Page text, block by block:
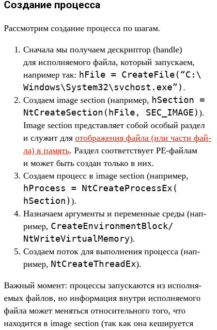
Создание процесса
Рас­смот­рим соз­дание про­цес­са по шагам.
Сна­чала мы получа­ем дес­крип­тор (handle)
для исполня­емо­го фай­ла, который запус­каем,
нап­ример так: hFile = CreateFile(“C:\
Windows\System32\svchost. exe”) .
Соз­даем image section (нап­ример, hSection =
NtCreateSection(hFile, SEC_IMAGE) ).
Image section пред­став­ляет собой осо­бый раз­дел
и слу­жит для отоб­ражения фай­ла (или час­ти фай­
ла) в память. Раз­дел соот­ветс­тву­ет PE-фай­лам
и может быть соз­дан толь­ко в них.
Соз­даем про­цесс в image section (нап­ример,
hProcess = NtCreateProcessEx(
hSection) ).
Наз­нача­ем аргу­мен­ты и перемен­ные сре­ды (нап­
ример, CreateEnvironmentBlock/
NtWriteVirtualMemory).
Соз­даем поток для выпол­нения про­цес­са (нап­
ример, NtCreateThreadEx).
Важ­ный момент: про­цес­сы запус­кают­ся из исполня­
емых фай­лов, но информа­ция внут­ри исполня­емо­го
фай­ла может менять­ся отно­ситель­ного того, что
находит­ся в image section (так как она кеширу­ется